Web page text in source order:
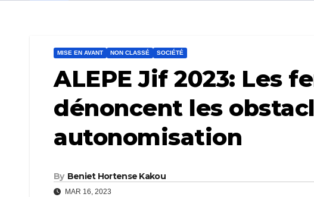
MISE EN AVANT NON CLASSÉ SOCIÉTÉ
ALEPE Jif 2023: Les
dénoncent les
autonomisation
By Beniet Hortense Kakou
MAR 16, 2023